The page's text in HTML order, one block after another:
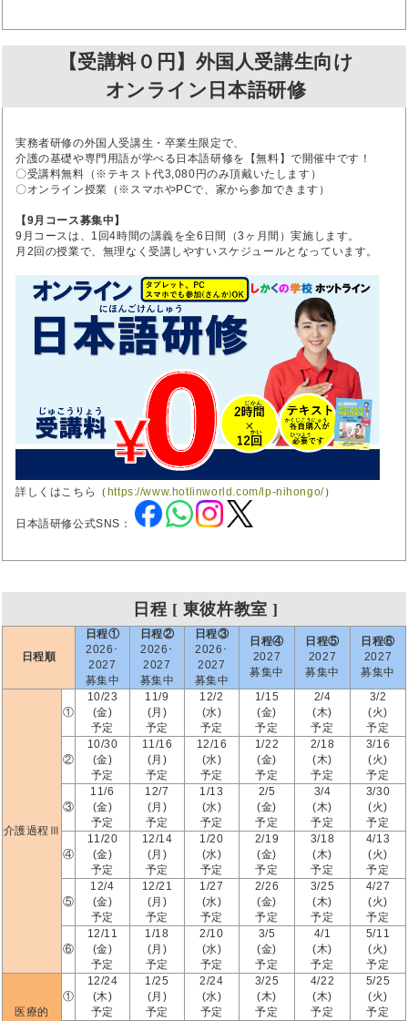
【受講料０円】外国人受講生向け
オンライン日本語研修
実務者研修の外国人受講生・卒業生限定で、
介護の基礎や専門用語が学べる日本語研修を【無料】で開催中です！
〇受講料無料（※テキスト代3,080円のみ頂戴いたします）
〇オンライン授業（※スマホやPCで、家から参加できます）
【9月コース募集中】
9月コースは、1回4時間の講義を全6日間（3ヶ月間）実施します。
月2回の授業で、無理なく受講しやすいスケジュールとなっています。
詳しくはこちら（ https://www.hotlinworld.com/lp-nihongo/）
日本語研修公式SNS：
日程 [ 東彼杵教室 ]
日程順
日程①
2026･
2027
募集中
日程②
2026･
2027
募集中
日程③
2026･
2027
募集中
日程④
2027
募集中
日程⑤
2027
募集中
日程⑥
2027
募集中
介護過程Ⅲ
①
10/23
(金)
予定
11/9
(月)
予定
12/2
(水)
予定
1/15
(金)
予定
2/4
(木)
予定
3/2
(火)
予定
②
10/30
(金)
予定
11/16
(月)
予定
12/16
(水)
予定
1/22
(金)
予定
2/18
(木)
予定
3/16
(火)
予定
③
11/6
(金)
予定
12/7
(月)
予定
1/13
(水)
予定
2/5
(金)
予定
3/4
(木)
予定
3/30
(火)
予定
④
11/20
(金)
予定
12/14
(月)
予定
1/20
(水)
予定
2/19
(金)
予定
3/18
(木)
予定
4/13
(火)
予定
⑤
12/4
(金)
予定
12/21
(月)
予定
1/27
(水)
予定
2/26
(金)
予定
3/25
(木)
予定
4/27
(火)
予定
⑥
12/11
(金)
予定
1/18
(月)
予定
2/10
(水)
予定
3/5
(金)
予定
4/1
(木)
予定
5/11
(火)
予定
医療的
①
12/24
(木)
予定
1/25
(月)
予定
2/24
(水)
予定
3/25
(木)
予定
4/22
(木)
予定
5/25
(火)
予定